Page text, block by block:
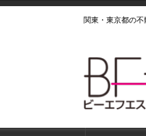
関東・東京都の